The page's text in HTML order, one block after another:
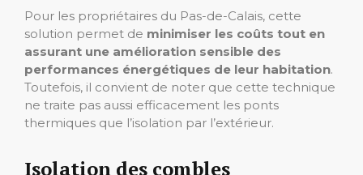
Pour les propriétaires du Pas-de-Calais, cette
solution permet de minimiser les coûts tout en
assurant une amélioration sensible des
performances énergétiques de leur habitation.
Toutefois, il convient de noter que cette technique
ne traite pas aussi efficacement les ponts
thermiques que l’isolation par l’extérieur.
Isolation des combles